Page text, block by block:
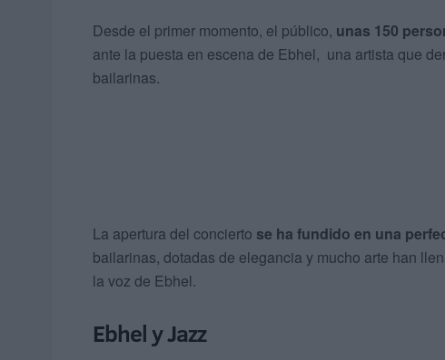
Desde el primer momento, el público, unas 150
ante la puesta en escena de Ebhel, una artista que
bailarinas.
La apertura del concierto se ha fundido en una
bailarinas, dotadas de elegancia y mucho arte han
la voz de Ebhel.
Ebhel y Jazz